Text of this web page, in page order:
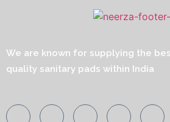
We are known for supplying the
quality sanitary pads within India